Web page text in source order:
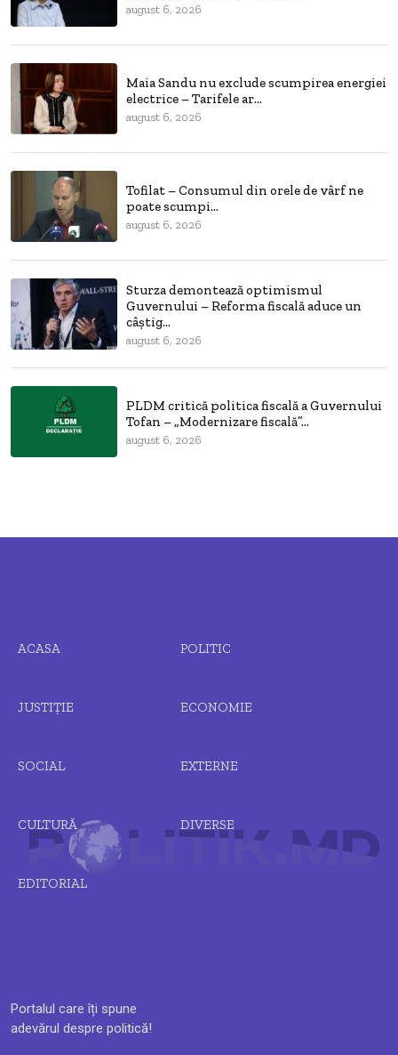
august 6, 2026
Maia Sandu nu exclude scumpirea energiei
electrice – Tarifele ar...
august 6, 2026
Tofilat – Consumul din orele de vârf ne
poate scumpi...
august 6, 2026
Sturza demontează optimismul
Guvernului – Reforma fiscală aduce un
câștig...
august 6, 2026
PLDM critică politica fiscală a Guvernului
Tofan – „Modernizare fiscală”...
august 6, 2026
Portalul care îți spune
adevărul despre politică!
ACASA POLITIC
JUSTIȚIE ECONOMIE
SOCIAL EXTERNE
CULTURĂ DIVERSE
EDITORIAL